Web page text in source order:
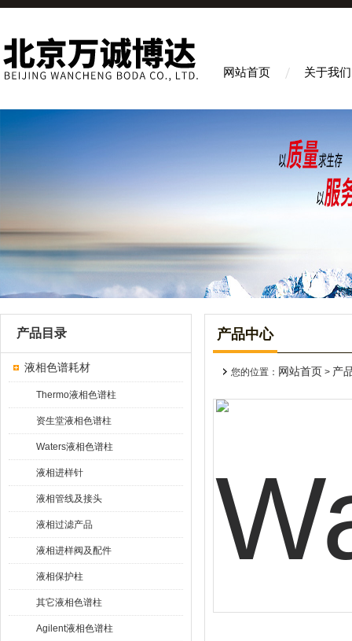
网站首页 关于我们
产品目录
液相色谱耗材
Thermo液相色谱柱
资生堂液相色谱柱
Waters液相色谱柱
液相进样针
液相管线及接头
液相过滤产品
液相进样阀及配件
液相保护柱
其它液相色谱柱
Agilent液相色谱柱
产品中心
您的位置： 网站首页 > 产